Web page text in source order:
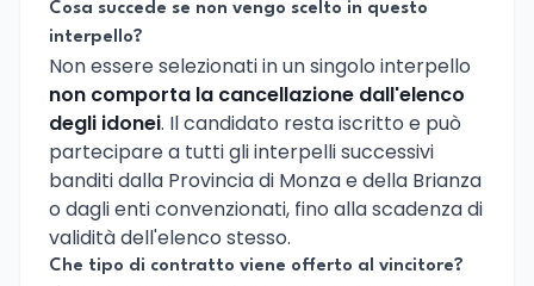
Cosa succede se non vengo scelto in questo
interpello?
Non essere selezionati in un singolo interpello
non comporta la cancellazione dall'elenco
degli idonei. Il candidato resta iscritto e può
partecipare a tutti gli interpelli successivi
banditi dalla Provincia di Monza e della Brianza
o dagli enti convenzionati, fino alla scadenza di
validità dell'elenco stesso.
Che tipo di contratto viene offerto al vincitore?